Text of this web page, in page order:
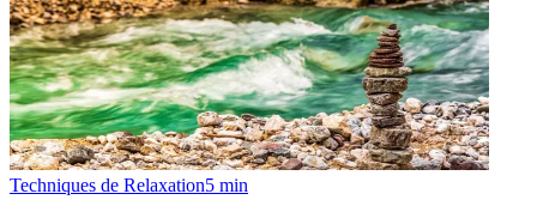
Techniques de Relaxation5 min